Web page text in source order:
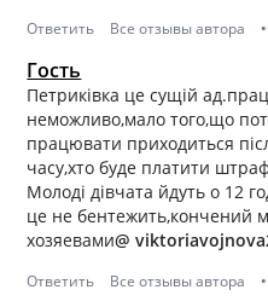
Ответить Все отзывы автора
Гость
Петриківка це сущій
неможливо,мало того,що
працювати приходиться
часу,хто буде платити
Молоді дівчата йдуть о 12
це не бентежить,кончений
хозяевами@
Ответить Все отзывы автора